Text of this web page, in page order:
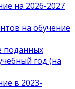
на 2026-2027
на обучение
поданных
год (на
в 2023-